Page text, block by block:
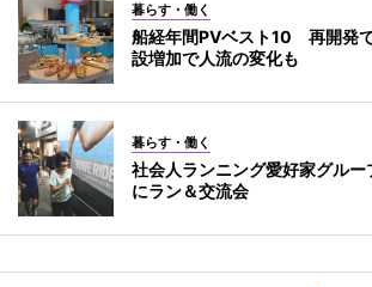
暮らす・働く
船経年間PVベスト10 再開発
設増加で人流の変化も
暮らす・働く
社会人ランニング愛好家グル
にラン＆交流会